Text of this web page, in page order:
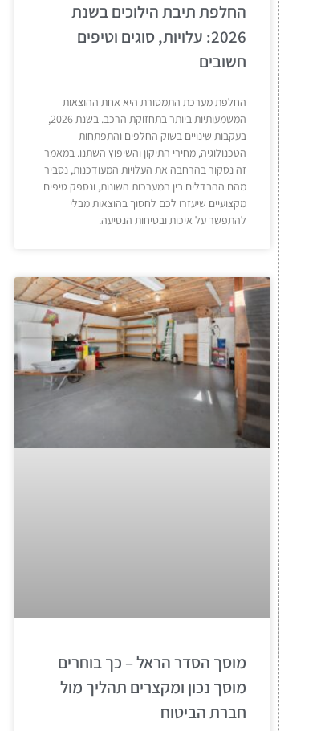
החלפת תיבת הילוכים בשנת
2026: עלויות, סוגים וטיפים
חשובים
החלפת מערכת התמסורת היא אחת ההוצאות
המשמעותיות ביותר בתחזוקת הרכב. בשנת 2026,
בעקבות שינויים בשוק החלפים והתפתחות
הטכנולוגיה, מחירי התיקון והשיפוץ השתנו. במאמר
זה נסקור בהרחבה את העלויות המעודכנות, נסביר
מהם ההבדלים בין המערכות השונות, ונספק טיפים
מקצועיים שיעזרו לכם לחסוך בהוצאות מבלי
להתפשר על איכות ובטיחות הנסיעה.
מוסך הסדר הראל – כך בוחרים
מוסך נכון ומקצרים תהליך מול
חברת הביטוח